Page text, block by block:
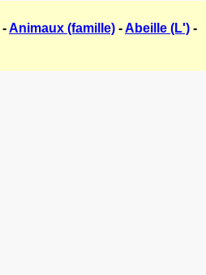
-Animaux (famille) -Abeille (L') -